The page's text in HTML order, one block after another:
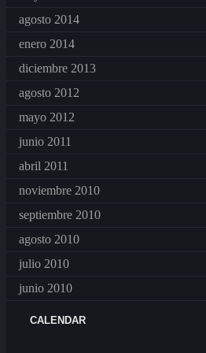
agosto 2014
enero 2014
diciembre 2013
agosto 2012
mayo 2012
junio 2011
abril 2011
noviembre 2010
septiembre 2010
agosto 2010
julio 2010
junio 2010
CALENDAR